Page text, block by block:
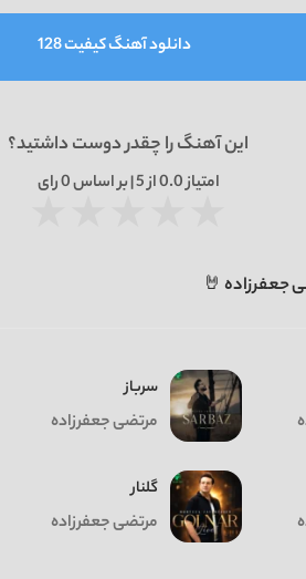
دانلود آهنگ کیفیت 128
این آهنگ را چقدر دوست داشتید؟
امتیاز0.0از 5 | بر اساس 0رای
جعفرزاده 🤘
سرباز
مرتضی جعفرزاده
گلنار
مرتضی جعفرزاده